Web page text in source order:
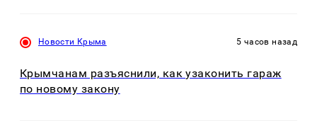
Новости Крыма 5 часов назад
Крымчанам разъяснили, как узаконить гараж
по новому закону